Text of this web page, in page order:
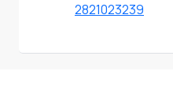
2821023239